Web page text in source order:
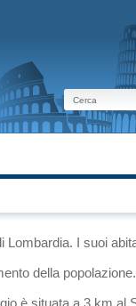
Lombardia. I suoi
della
è situata a 3 km al